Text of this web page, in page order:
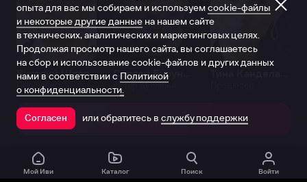
Виталий Шляппо
Продюсер Актёр дубляжа
Открыть в приложении
Мой Иви Каталог Поиск Войти
опыта для вас мы собираем и используем cookie-файлы
и некоторые другие данные на нашем сайте
в технических, аналитических и маркетинговых целях.
Продолжая просмотр нашего сайта, вы соглашаетесь
на сбор и использование cookie-файлов и других данных
нами в соответствии с Политикой
о конфиденциальности.
Согласен или обратитесь в службу поддержки